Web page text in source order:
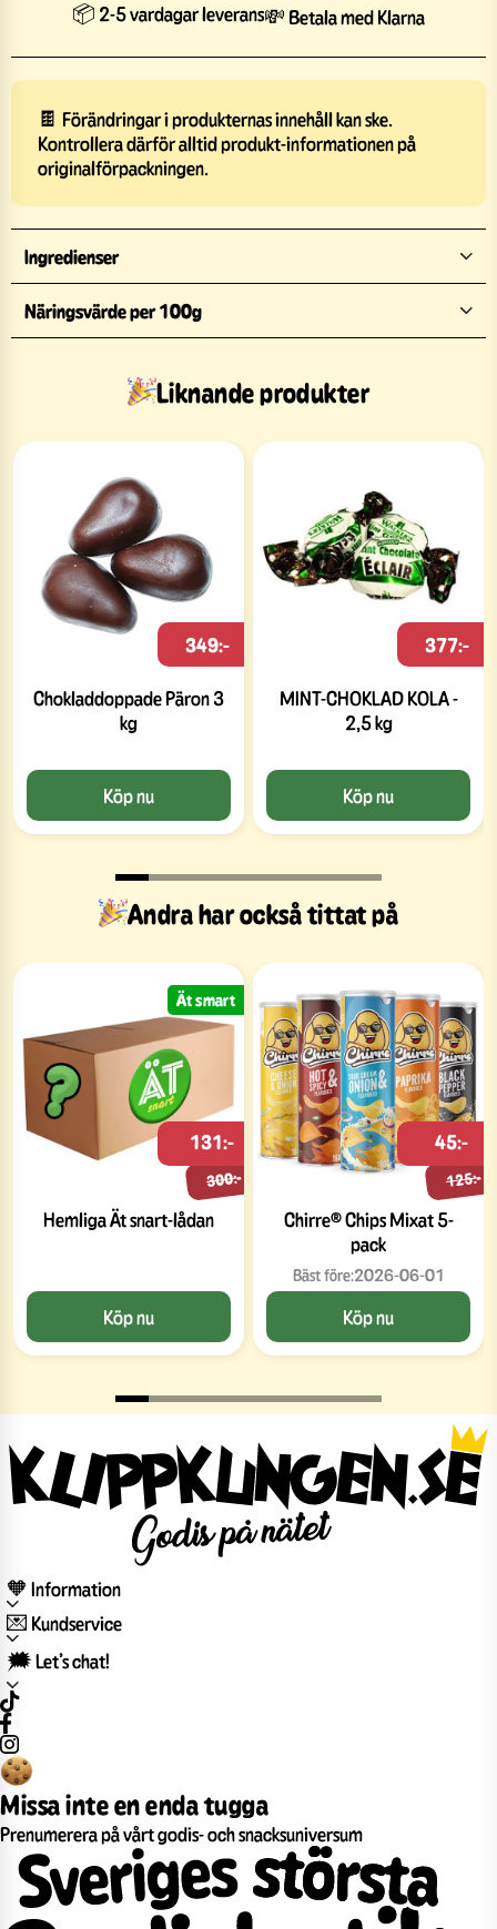
📦 2-5 vardagar leverans💸 Betala med Klarna
🍫 Förändringar i produkternas innehåll kan ske.
Kontrollera därför alltid produkt-informationen på
originalförpackningen.
Ingredienser
Näringsvärde per 100g
Liknande produkter
Chokladdoppade Päron 3
kg
349:-
Köp nu
MINT-CHOKLAD KOLA -
2,5 kg
377:-
Köp nu
Andra har också tittat på
Hemliga Ät snart-lådan
300:-
131:-
Köp nu
Ät smart
Chirre® Chips Mixat 5-
pack
125:-
45:-
Bäst före:2026-06-01
Köp nu
🧡 Information
💌 Kundservice
🗯️ Let’s chat!
Missa inte en enda tugga
Prenumerera på vårt godis- och snacksuniversum